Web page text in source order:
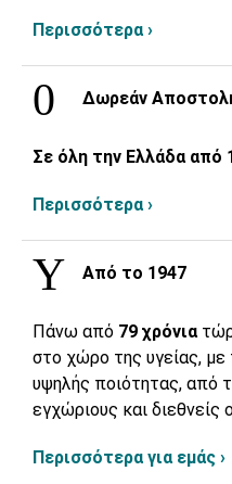
Περισσότερα ›
Δωρεάν
Σε όλη την Ελλάδα από
Περισσότερα ›
Από το 1947
Πάνω από 79 χρόνια
στο χώρο της υγείας, με
υψηλής ποιότητας, από
εγχώριους και διεθνείς
Περισσότερα για εμάς ›